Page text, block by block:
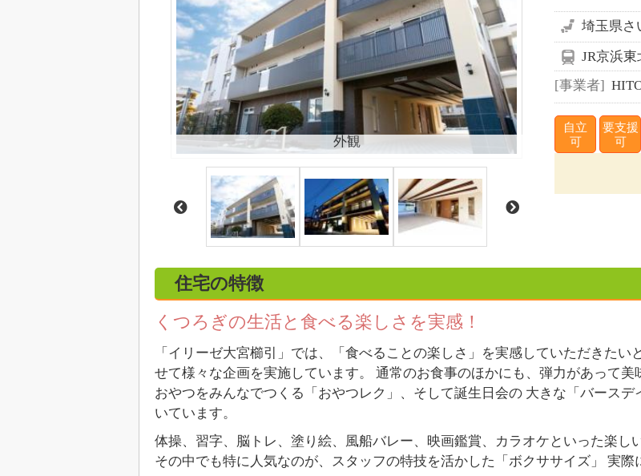
外観
埼玉県さ
JR京浜
事業者
自立
可
要支援
可
住宅の特徴
くつろぎの生活と食べる楽しさを実感！
「イリーゼ大宮櫛引」では、「食べることの楽しさ」を実感していただきた
せて様々な企画を実施しています。 通常のお食事のほかにも、弾力があって美
おやつをみんなでつくる「おやつレク」、そして誕生日会の 大きな「バース
いています。
体操、習字、脳トレ、塗り絵、風船バレー、映画鑑賞、カラオケといった楽し
その中でも特に人気なのが、スタッフの特技を活かした「ボクササイズ」 実際